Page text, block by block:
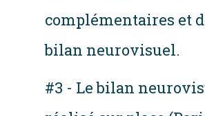
complémentaires et
bilan neurovisuel.
#3 - Le bilan